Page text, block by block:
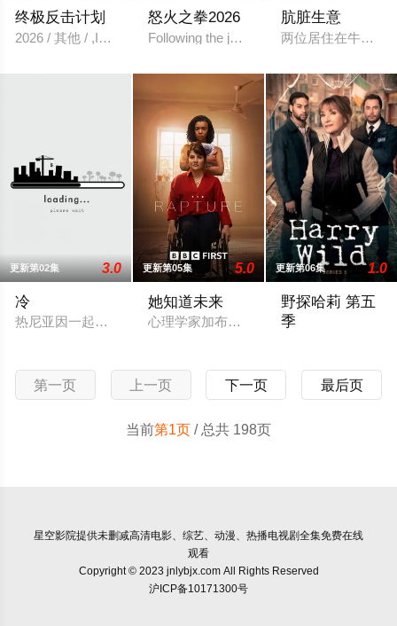
终极反击计划
2026 / 其他 / ,Isabella,Tena,Tristán,Maze,丹尼尔·马丁内斯
怒火之拳2026
Following the journey of a young MMA
肮脏生意
两位居住在牛津郡
更新第02集 3.0
冷
热尼亚因一起事故而被不公正地监禁，她的丈夫和6岁的女儿在
更新第05集 5.0
她知道未来
心理学家加布丽埃尔·福克斯前往一所高
更新第06集 1.0
野探哈莉 第五
季
第一页 上一页 下一页 最后页
当前第1页 / 总共 198页
星空影院提供未删减高清电影、综艺、动漫、热播电视剧全集免费在线
观看
Copyright © 2023 jnlybjx.com All Rights Reserved
沪ICP备10171300号